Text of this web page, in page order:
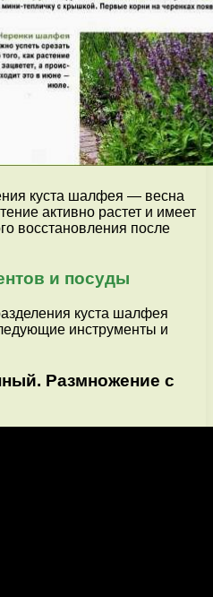
куста шалфея — весна
активно растет и имеет
восстановления после
и посуды
куста шалфея
инструменты и
Размножение с